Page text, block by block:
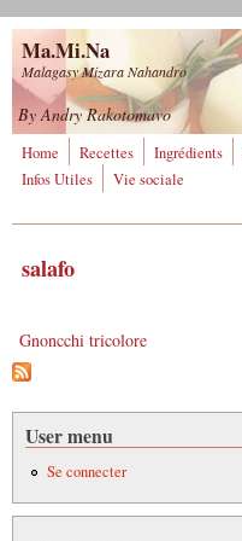
Aller au contenu principal
Ma.Mi.Na
Malagasy Mizara Nahandro
By Andry Rakotomavo
Home Recettes Ingrédients
Infos Utiles
Vie sociale
salafo
Gnoncchi tricolore
User menu
Se connecter